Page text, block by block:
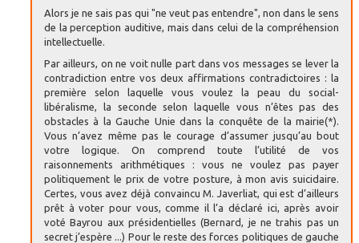
Alors je ne sais pas qui "ne veut pas entendre", non dans le sens
de la perception auditive, mais dans celui de la compréhension
intellectuelle.
Par ailleurs, on ne voit nulle part dans vos messages se lever la
contradiction entre vos deux affirmations contradictoires : la
première selon laquelle vous voulez la peau du social-
libéralisme, la seconde selon laquelle vous n’êtes pas des
obstacles à la Gauche Unie dans la conquête de la mairie(*).
Vous n’avez même pas le courage d’assumer jusqu’au bout
votre logique. On comprend toute l’utilité de vos
raisonnements arithmétiques : vous ne voulez pas payer
politiquement le prix de votre posture, à mon avis suicidaire.
Certes, vous avez déjà convaincu M. Javerliat, qui est d’ailleurs
prêt à voter pour vous, comme il l’a déclaré ici, après avoir
voté Bayrou aux présidentielles (Bernard, je ne trahis pas un
secret j’espère ...) Pour le reste des forces politiques de gauche